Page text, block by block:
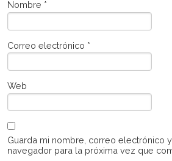
Nombre *
Correo electrónico *
Web
Guarda mi nombre, correo electrónico
navegador para la próxima vez que